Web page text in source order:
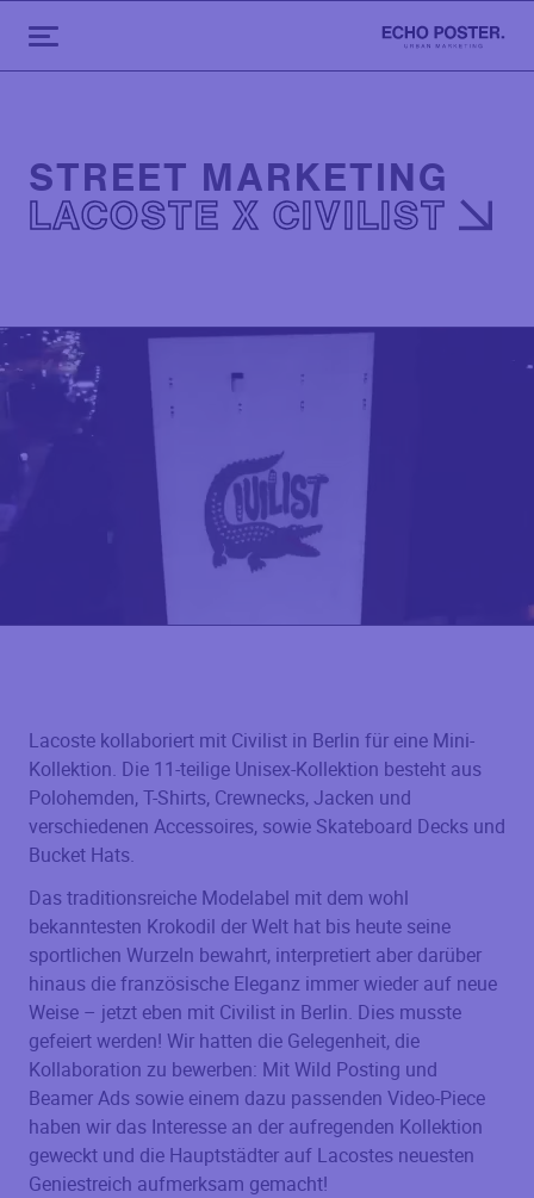
STREET MARKETING
LACOSTE X CIVILIST
Lacoste kollaboriert mit Civilist in Berlin für eine Mini-
Kollektion. Die 11-teilige Unisex-Kollektion besteht aus
Polohemden, T-Shirts, Crewnecks, Jacken und
verschiedenen Accessoires, sowie Skateboard Decks und
Bucket Hats.
Das traditionsreiche Modelabel mit dem wohl
bekanntesten Krokodil der Welt hat bis heute seine
sportlichen Wurzeln bewahrt, interpretiert aber darüber
hinaus die französische Eleganz immer wieder auf neue
Weise – jetzt eben mit Civilist in Berlin. Dies musste
gefeiert werden! Wir hatten die Gelegenheit, die
Kollaboration zu bewerben: Mit Wild Posting und
Beamer Ads sowie einem dazu passenden Video-Piece
haben wir das Interesse an der aufregenden Kollektion
geweckt und die Hauptstädter auf Lacostes neuesten
Geniestreich aufmerksam gemacht!